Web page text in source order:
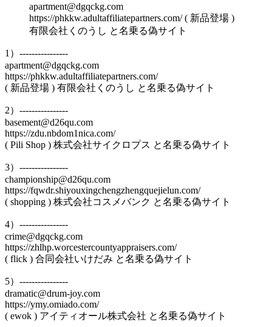
apartment@dgqckg.com
https://phkkw.adultaffiliatepartners.com/ ( 新品登場 )
有限会社くのうし と名乗る偽サイト
1）----------------
apartment@dgqckg.com
https://phkkw.adultaffiliatepartners.com/
( 新品登場 ) 有限会社くのうし と名乗る偽サイト
2）----------------
basement@d26qu.com
https://zdu.nbdom1nica.com/
( Pili Shop ) 株式会社サイクロプス と名乗る偽サイト
3）----------------
championship@d26qu.com
https://fqwdr.shiyouxingchengzhengquejielun.com/
( shopping ) 株式会社コスメバンク と名乗る偽サイト
4）----------------
crime@dgqckg.com
https://zhlhp.worcestercountyappraisers.com/
( flick ) 合同会社いけだみ と名乗る偽サイト
5）----------------
dramatic@drum-joy.com
https://ymy.omiado.com/
( ewok ) アイティオール株式会社 と名乗る偽サイト